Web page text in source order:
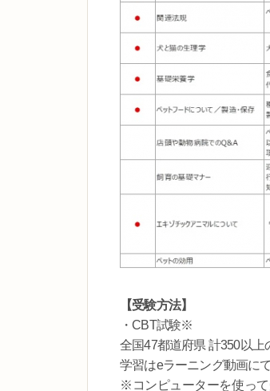
【受験方法】
・CBT試験※
全国47都道府県 計350以上
学習はeラーニング動画に
※コンピューターを使っ